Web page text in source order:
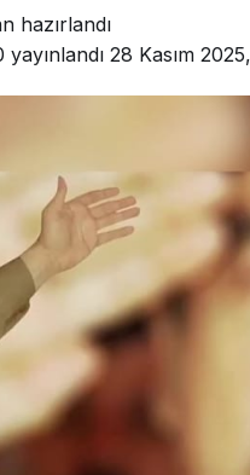
hazırlandı
yayınlandı 28 Kasım